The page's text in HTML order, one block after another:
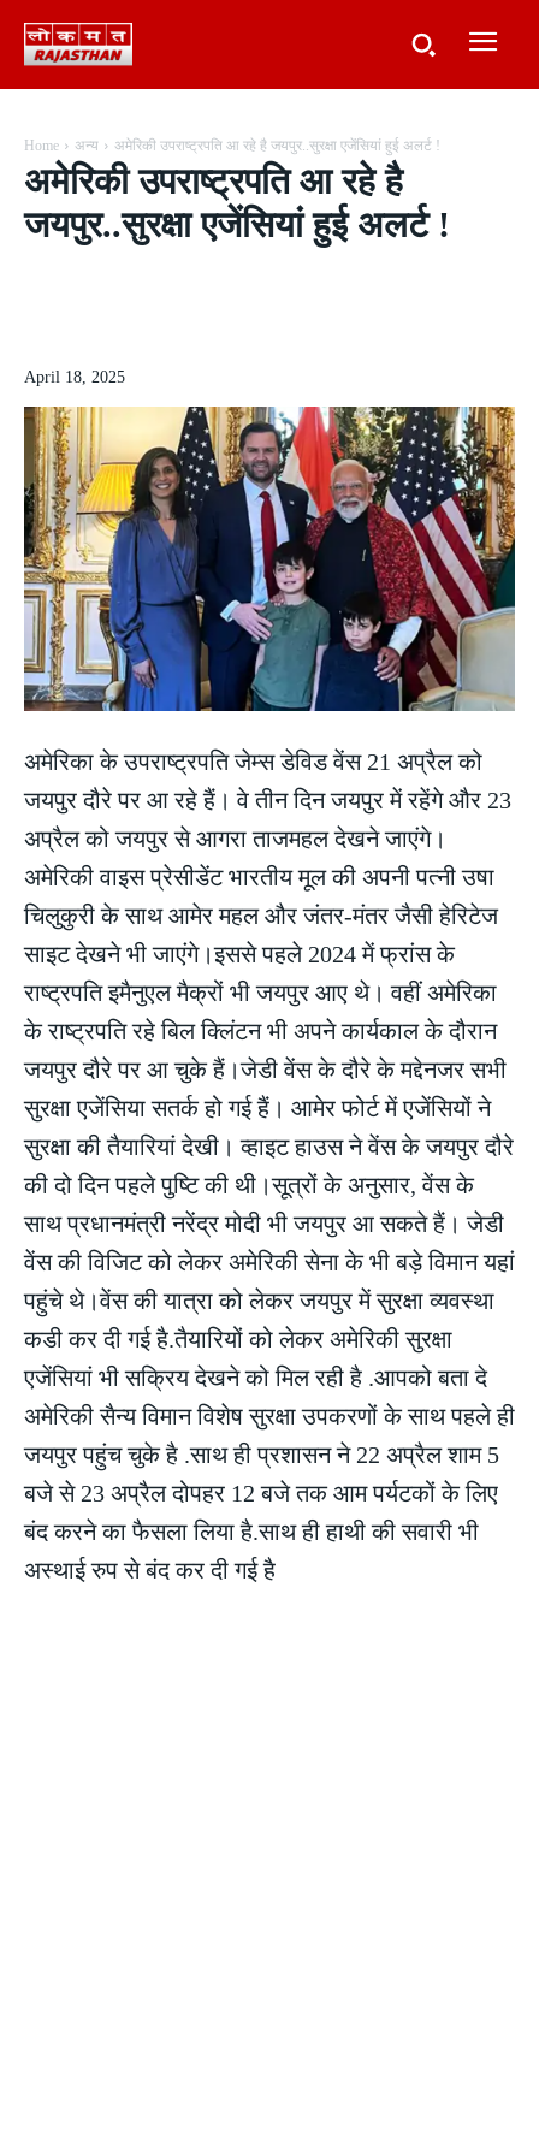
Home अन्य अमेरिकी उपराष्ट्रपति आ रहे है जयपुर..सुरक्षा एजेंसियां हुई अलर्ट !
अमेरिकी उपराष्ट्रपति आ रहे है
जयपुर..सुरक्षा एजेंसियां हुई अलर्ट !
April 18, 2025
अमेरिका के उपराष्ट्रपति जेम्स डेविड वेंस 21 अप्रैल को
जयपुर दौरे पर आ रहे हैं। वे तीन दिन जयपुर में रहेंगे और 23
अप्रैल को जयपुर से आगरा ताजमहल देखने जाएंगे।
अमेरिकी वाइस प्रेसीडेंट भारतीय मूल की अपनी पत्नी उषा
चिलुकुरी के साथ आमेर महल और जंतर-मंतर जैसी हेरिटेज
साइट देखने भी जाएंगे।इससे पहले 2024 में फ्रांस के
राष्ट्रपति इमैनुएल मैक्रों भी जयपुर आए थे। वहीं अमेरिका
के राष्ट्रपति रहे बिल क्लिंटन भी अपने कार्यकाल के दौरान
जयपुर दौरे पर आ चुके हैं।जेडी वेंस के दौरे के मद्देनजर सभी
सुरक्षा एजेंसिया सतर्क हो गई हैं। आमेर फोर्ट में एजेंसियों ने
सुरक्षा की तैयारियां देखी। व्हाइट हाउस ने वेंस के जयपुर दौरे
की दो दिन पहले पुष्टि की थी।सूत्रों के अनुसार, वेंस के
साथ प्रधानमंत्री नरेंद्र मोदी भी जयपुर आ सकते हैं। जेडी
वेंस की विजिट को लेकर अमेरिकी सेना के भी बड़े विमान यहां
पहुंचे थे।वेंस की यात्रा को लेकर जयपुर में सुरक्षा व्यवस्था
कडी कर दी गई है.तैयारियों को लेकर अमेरिकी सुरक्षा
एजेंसियां भी सक्रिय देखने को मिल रही है .आपको बता दे
अमेरिकी सैन्य विमान विशेष सुरक्षा उपकरणों के साथ पहले ही
जयपुर पहुंच चुके है .साथ ही प्रशासन ने 22 अप्रैल शाम 5
बजे से 23 अप्रैल दोपहर 12 बजे तक आम पर्यटकों के लिए
बंद करने का फैसला लिया है.साथ ही हाथी की सवारी भी
अस्थाई रुप से बंद कर दी गई है